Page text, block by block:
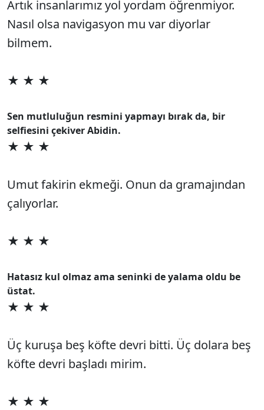
Artık insanlarımız yol yordam öğrenmiyor.
Nasıl olsa navigasyon mu var diyorlar
bilmem.
★ ★ ★
Sen mutluluğun resmini yapmayı bırak da, bir
selfiesini çekiver Abidin.
★ ★ ★
Umut fakirin ekmeği. Onun da gramajından
çalıyorlar.
★ ★ ★
Hatasız kul olmaz ama seninki de yalama oldu be
üstat.
★ ★ ★
Üç kuruşa beş köfte devri bitti. Üç dolara beş
köfte devri başladı mirim.
★ ★ ★